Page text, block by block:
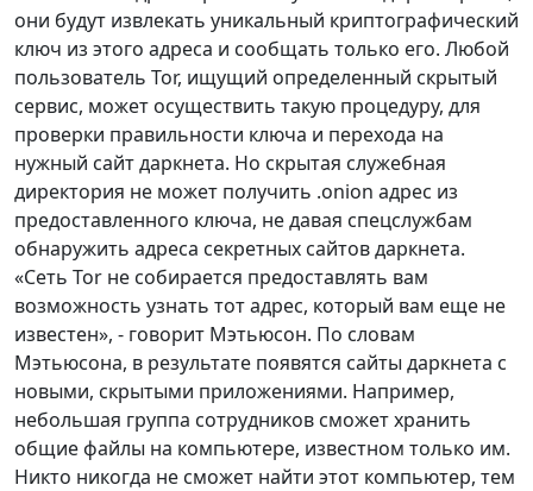
они будут извлекать уникальный криптографический
ключ из этого адреса и сообщать только его. Любой
пользователь Tor, ищущий определенный скрытый
сервис, может осуществить такую процедуру, для
проверки правильности ключа и перехода на
нужный сайт даркнета. Но скрытая служебная
директория не может получить .onion адрес из
предоставленного ключа, не давая спецслужбам
обнаружить адреса секретных сайтов даркнета.
«Сеть Tor не собирается предоставлять вам
возможность узнать тот адрес, который вам еще не
известен», - говорит Мэтьюсон. По словам
Мэтьюсона, в результате появятся сайты даркнета с
новыми, скрытыми приложениями. Например,
небольшая группа сотрудников сможет хранить
общие файлы на компьютере, известном только им.
Никто никогда не сможет найти этот компьютер, тем